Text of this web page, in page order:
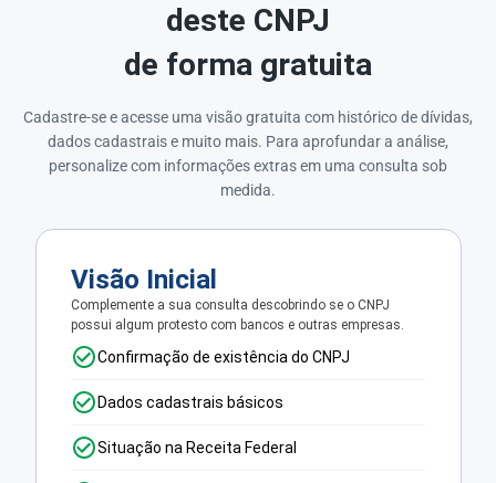
deste CNPJ
de forma gratuita
Cadastre-se e acesse uma visão gratuita com histórico de dívidas,
dados cadastrais e muito mais. Para aprofundar a análise,
personalize com informações extras em uma consulta sob
medida.
Visão Inicial
Complemente a sua consulta descobrindo se o CNPJ
possui algum protesto com bancos e outras empresas.
Confirmação de existência do CNPJ
Dados cadastrais básicos
Situação na Receita Federal